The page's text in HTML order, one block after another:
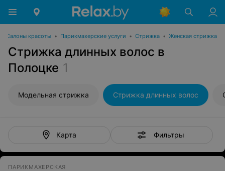
Салоны красоты • Парикмахерские услуги • Стрижка • Женская стрижка
Стрижка длинных волос в
Полоцке 1
Модельная стрижка Стрижка длинных волос
Карта Фильтры
ПАРИКМАХЕРСКАЯ